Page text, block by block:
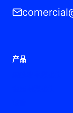
产品